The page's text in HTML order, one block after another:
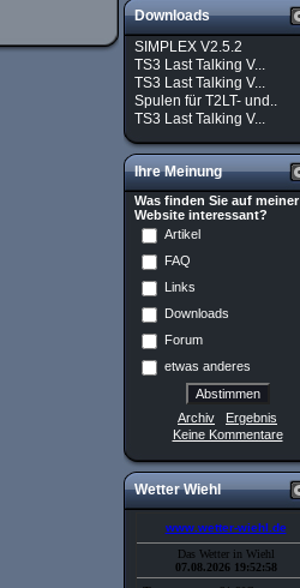
Downloads
SIMPLEX V2.5.2
TS3 Last Talking V...
TS3 Last Talking V...
Spulen für T2LT- und..
TS3 Last Talking V...
Ihre Meinung
Was finden Sie auf meiner
Website interessant?
Artikel
FAQ
Links
Downloads
Forum
etwas anderes
Archiv
Ergebnis
Keine Kommentare
Wetter Wiehl